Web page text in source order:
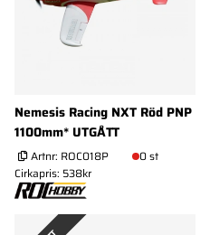
Nemesis Racing NXT Röd PNP
1100mm* UTGÅTT
Artnr: ROC018P
0 st
Cirkapris: 538kr